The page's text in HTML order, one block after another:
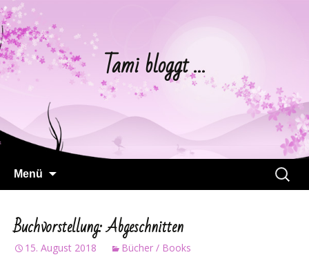
Tami bloggt …
Menü
Suchen
nach:
Buchvorstellung: Abgeschnitten
15. August 2018 Bücher / Books